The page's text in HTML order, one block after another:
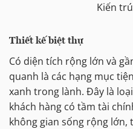
Kiến
Thiết kế biệt thự
Có diện tích rộng lớn và
quanh là các hạng mục
xanh trong lành. Đây là
khách hàng có tầm tài
không gian sống rộng lớn,